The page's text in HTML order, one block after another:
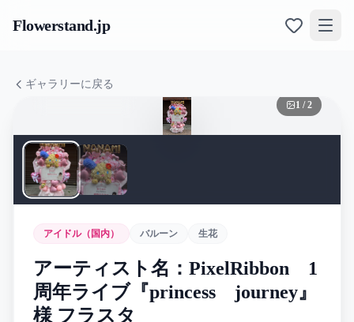
Flowerstand.jp
ギャラリーに戻る
1 /2
アイドル（国内） バルーン 生花
アーティスト名：PixelRibbon 1
周年ライブ『princess journey』
様 フラスタ